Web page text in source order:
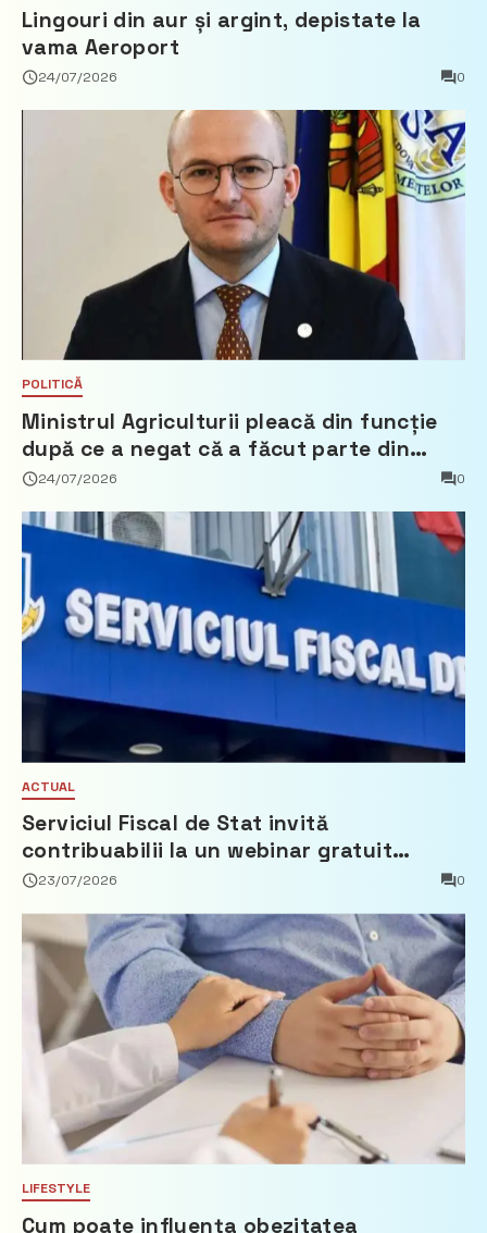
Lingouri din aur și argint, depistate la
vama Aeroport
24/07/2026 0
POLITICĂ
Ministrul Agriculturii pleacă din funcție
după ce a negat că a făcut parte din
Partidul Democrat
24/07/2026 0
ACTUAL
Serviciul Fiscal de Stat invită
contribuabilii la un webinar gratuit
privind calculul impozitului pe bunurile
23/07/2026 0
LIFESTYLE
Cum poate influența obezitatea